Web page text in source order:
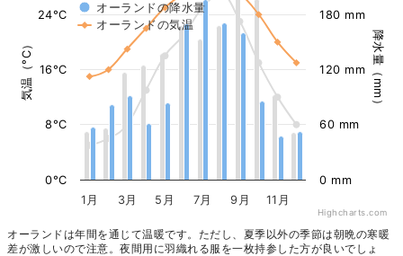
気温（°C） 降水量（mm）
オーランドの降水量
オーランドの気温
1月 3月 5月 7月 9月 11月
0°C
8°C
16°C
24°C
0 mm
60 mm
120 mm
180 mm
Highcharts.com
オーランドは年間を通じて温暖です。ただし、夏季以外の季節は朝晩の寒暖
差が激しいので注意。夜間用に羽織れる服を一枚持参した方が良いでしょ